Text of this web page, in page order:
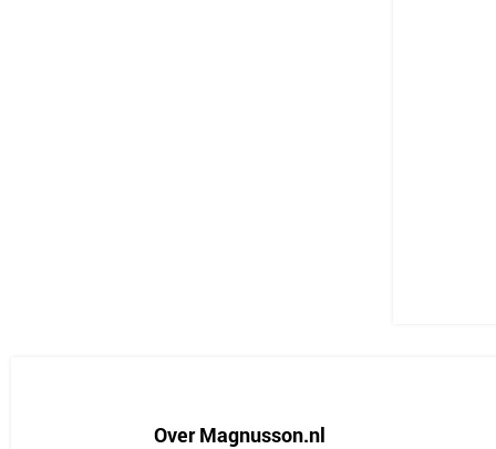
Over Magnusson.nl